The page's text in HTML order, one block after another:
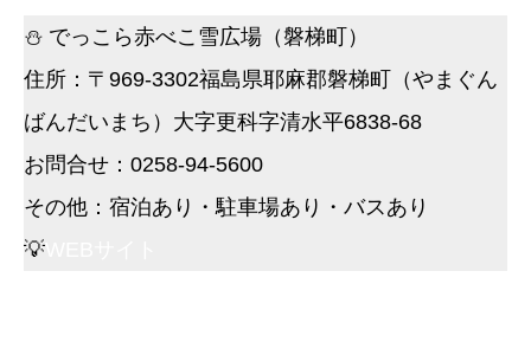
⛄ でっこら赤べこ雪広場（磐梯町）
住所：〒969-3302福島県耶麻郡磐梯町（やまぐん
ばんだいまち）大字更科字清水平6838-68
お問合せ：0258-94-5600
その他：宿泊あり・駐車場あり・バスあり
💡